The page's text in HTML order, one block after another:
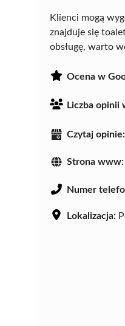
Klienci mogą
znajduje się
obsługę, warto
Ocena w
Liczba opinii
Czytaj opinie:
Strona www:
Numer
Lokalizacja: